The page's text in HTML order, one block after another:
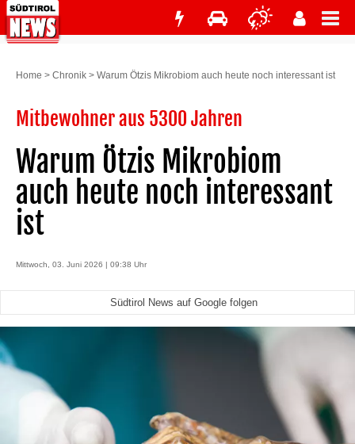
Home > Chronik > Warum Ötzis Mikrobiom auch heute noch interessant ist
Mitbewohner aus 5300 Jahren
Warum Ötzis Mikrobiom
auch heute noch interessant
ist
Mittwoch, 03. Juni 2026 | 09:38 Uhr
Südtirol News auf Google folgen